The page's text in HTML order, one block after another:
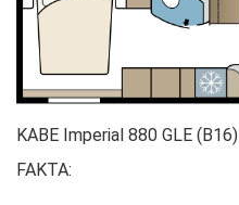
KABE Imperial 880 GLE (B16)
FAKTA: